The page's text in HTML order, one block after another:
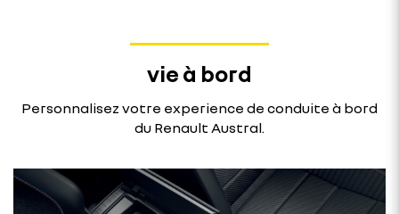
vie à bord
Personnalisez votre experience de conduite à bord
du Renault Austral.